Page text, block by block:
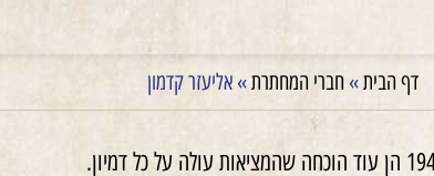
דף הבית»חברי המחתרת»אליעזר קדמון